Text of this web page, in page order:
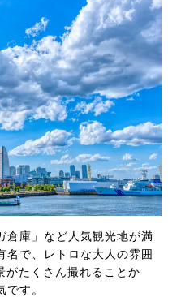
倉庫」など人気観光地が満
名で、レトロな大人の雰囲
がたくさん撮れることか
です。